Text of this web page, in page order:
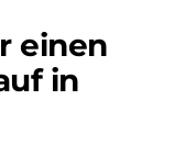
einen
in